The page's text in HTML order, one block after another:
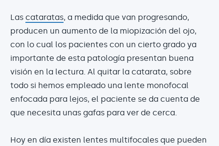
Las cataratas, a medida que van progresando,
producen un aumento de la miopización del ojo,
con lo cual los pacientes con un cierto grado ya
importante de esta patología presentan buena
visión en la lectura. Al quitar la catarata, sobre
todo si hemos empleado una lente monofocal
enfocada para lejos, el paciente se da cuenta de
que necesita unas gafas para ver de cerca.
Hoy en día existen lentes multifocales que pueden